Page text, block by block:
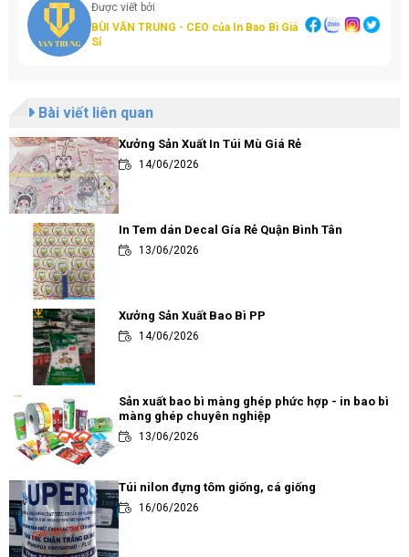
Được viết bởi
BÙI VĂN TRUNG - CEO của In Bao Bì Giá
Sỉ
Bài viết liên quan
Xưởng Sản Xuất In Túi Mù Giá Rẻ
14/06/2026
In Tem dán Decal Gía Rẻ Quận Bình Tân
13/06/2026
Xưởng Sản Xuất Bao Bì PP
14/06/2026
Sản xuất bao bì màng ghép phức hợp - in bao bì
màng ghép chuyên nghiệp
13/06/2026
Túi nilon đựng tôm giống, cá giống
16/06/2026